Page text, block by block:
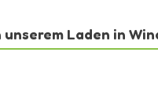
Laden in